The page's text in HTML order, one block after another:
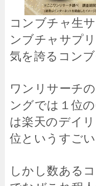
コンブチャ生
ンブチャサプ
気を誇るコン
ワンリサーチ
ングでは１位
は楽天のデイ
位というすご
しかし数ある